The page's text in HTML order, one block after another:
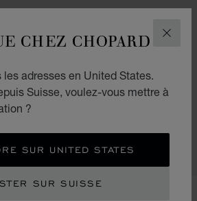
CHEZ CHOPARD
adresses en United States.
Suisse, voulez-vous mettre à
?
SUR UNITED STATES
SUR SUISSE
CLASSIC
ACHETER